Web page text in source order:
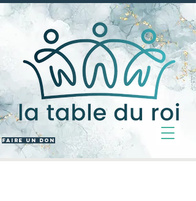
FAIRE UN DON